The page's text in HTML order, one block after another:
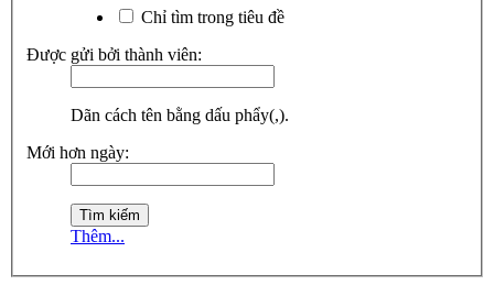
Chỉ tìm trong tiêu đề
Được gửi bởi thành viên:
Dãn cách tên bằng dấu phẩy(,).
Mới hơn ngày:
Thêm...